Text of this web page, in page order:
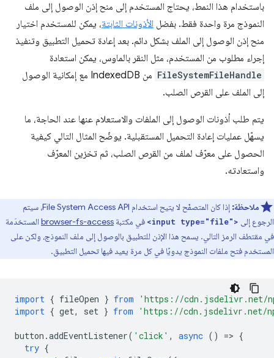
باستخدام هذا النمط، يحتاج المستخدم إلى منح إذن الوصول إلى ملف
النموذج مرة واحدة فقط. بفضل الأذونات الثابتة، يمكن للمستخدم اختيار
منح إذن الوصول إلى الملف بشكل دائم. بعد إعادة تحميل التطبيق وتنفيذ
إجراء مطلوب من المستخدم، مثل النقر بالماوس، يمكن استعادة
FileSystemFileHandle
من IndexedDB مع إمكانية الوصول
إلى الملف على القرص الصلب.
يتم طلب أذونات الوصول إلى الملفات والاستعلام عنها عند الحاجة، ما
يسهّل عمليات إعادة التحميل المستقبلية. يوضّح المثال التالي كيفية
الحصول على معرّف لملف من القرص الصلب، ثم تخزين المعرّف
واستعادته.
ملاحظة:
إذا كان المتصفّح لا يتيح استخدام File System Access API، سيتم
الرجوع إلى <input type="file"> في مكتبة browser-fs-access المستخدَمة
في مقتطف الرمز التالي. يسمح هذا الإذن للتطبيق بالوصول إلى ملف النموذج، ولكن على
المستخدم فتح ملفات النموذج يدويًا في كل مرة يعيد فيها تحميل التطبيق.
import { fileOpen } from
'https://cdn.jsdelivr.net/
import { get, set } from 'https://cdn.jsdelivr.net/
button .addEventListener( 'click' , async () => {
try {